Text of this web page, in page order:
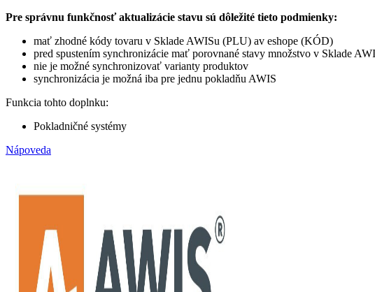
Pre správnu funkčnosť aktualizácie stavu sú dôležité tieto podmienky:
mať zhodné kódy tovaru v Sklade AWISu (PLU) av eshope (KÓD)
pred spustením synchronizácie mať porovnané stavy množstvo v Sklade
nie je možné synchronizovať varianty produktov
synchronizácia je možná iba pre jednu pokladňu AWIS
Funkcia tohto doplnku:
Pokladničné systémy
Nápoveda